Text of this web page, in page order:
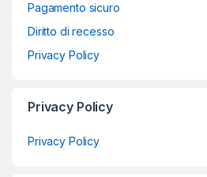
Pagamento sicuro
Diritto di recesso
Privacy Policy
Privacy Policy
Privacy Policy